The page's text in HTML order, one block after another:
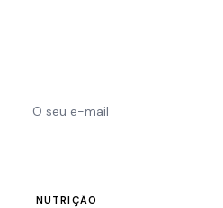
NUTRIÇÃO